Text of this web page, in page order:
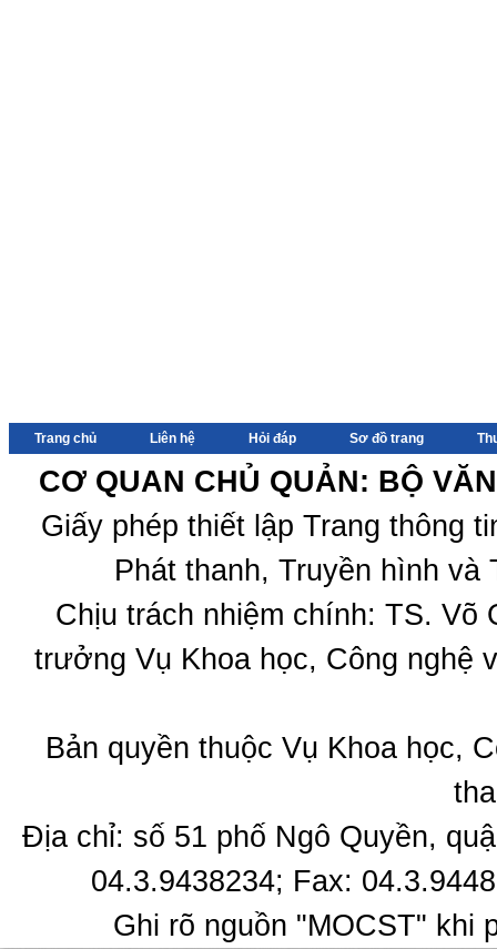
Trang chủ Liên hệ Hỏi đáp Sơ đồ trang
CƠ QUAN CHỦ QUẢN: BỘ
Giấy phép thiết lập Trang thông
Phát thanh, Truyền hình
Chịu trách nhiệm chính: TS.
trưởng Vụ Khoa học, Công nghệ
Bản quyền thuộc Vụ Khoa học,
Địa chỉ: số 51 phố Ngô Quyền,
04.3.9438234; Fax:
Ghi rõ nguồn "MOCST" khi